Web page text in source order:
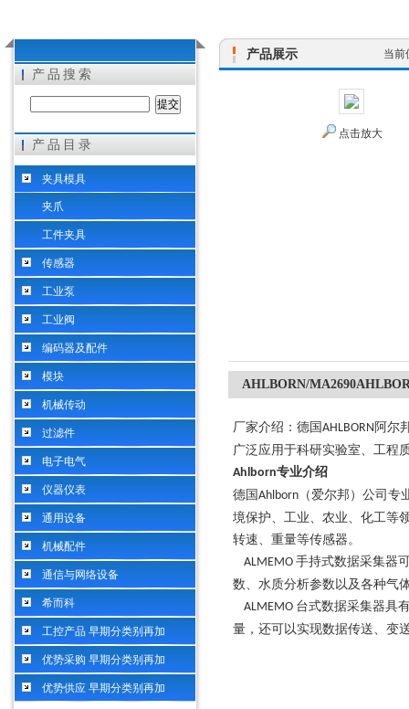
希而科工业控制设备（上海）有限公司
产品搜索
产品目录
夹具模具
夹爪
工件夹具
传感器
工业泵
工业阀
编码器及配件
模块
机械传动
过滤件
电子电气
仪器仪表
通用设备
机械配件
通信与网络设备
希而科
工控产品 早期分类别再加
优势采购 早期分类别再加
优势供应 早期分类别再加
产品展示 当前
点击放大
AHLBORN/
厂家介绍：德国 AHLBORN 阿尔
广泛应用于科研实验室、工程
Ahlborn专业介绍
德国 Ahlborn （爱尔邦）公司
境保护、工业、农业、化工等
转速、重量等传感器。
ALMEMO 手持式数据采集器
数、水质分析参数以及各种气
ALMEMO 台式数据采集器具
量，还可以实现数据传送、变